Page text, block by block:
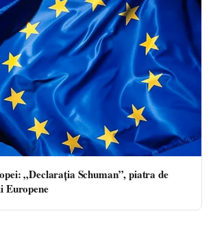
„Declarația Schuman”, piatra de
Europene